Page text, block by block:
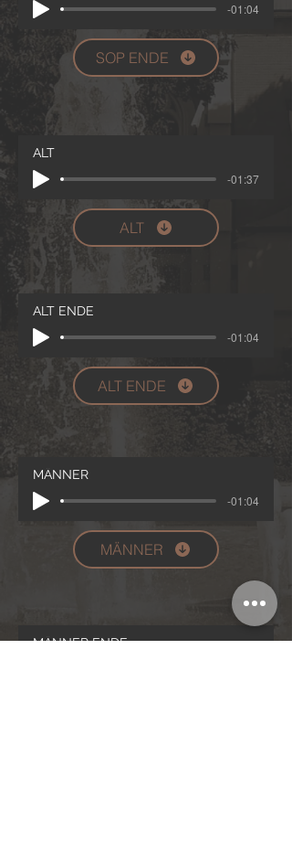
-01:04
SOP ENDE
ALT
-01:37
ALT
ALT ENDE
-01:04
ALT ENDE
MÄNNER
-01:04
MÄNNER
MÄNNER ENDE